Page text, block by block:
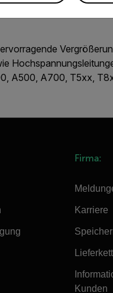
A500, A700, T5xx,
Firma:
Karriere
Kunden